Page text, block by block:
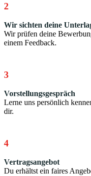
2
Wir sichten deine
Wir prüfen deine
einem Feedback.
3
Vorstellungsgespräch
Lerne uns persönlich
dir.
4
Vertragsangebot
Du erhältst ein faires